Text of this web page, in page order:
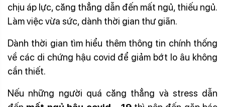
chịu áp lực, căng thẳng dẫn đến mất ngủ, thiếu ngủ.
Làm việc vừa sức, dành thời gian thư giãn.
Dành thời gian tìm hiểu thêm thông tin chính thống
về các di chứng hậu covid để giảm bớt lo âu không
cần thiết.
Nếu những người quá căng thẳng và stress dẫn